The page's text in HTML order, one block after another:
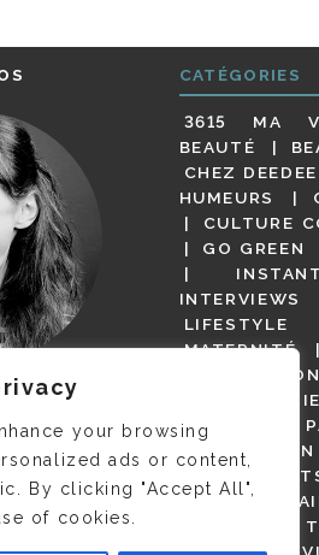
your browsing
ads or content,
By clicking "Accept All",
of cookies.
MAIS
QUI A
!
CATÉGORIES
3615 MA
BEAUTÉ
CHEZ DEEDEE
HUMEURS
CULTURE
GO GREEN
INTERVIEWS
LIFESTYLE
MATERNITÉ
(BUT
MAGOT !
PARIS
PRESSE
SALONS DE
VIDÉOS